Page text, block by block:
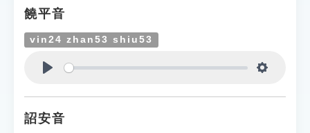
饒平音
vin24 zhan53 shiu53
詔安音